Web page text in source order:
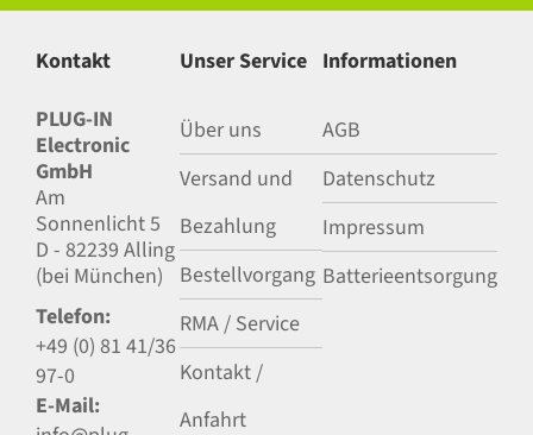
Kontakt
PLUG-IN
Electronic
GmbH
Am
Sonnenlicht 5
D - 82239 Alling
(bei München)
Telefon:
+49 (0) 81 41/36
97-0
E-Mail:
Unser Service
Über uns
Versand und
Bezahlung
Bestellvorgang
RMA / Service
Kontakt /
Anfahrt
Informationen
AGB
Datenschutz
Impressum
Batterieentsorgung